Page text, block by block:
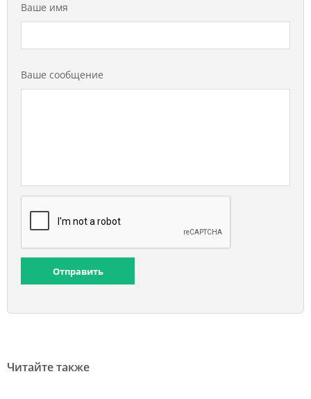
Ваше имя
Ваше сообщение
Отправить
Читайте также